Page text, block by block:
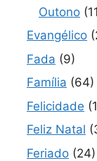
Outono
Evangélico
Fada (9)
Família (64)
Felicidade
Feliz Natal
Feriado (24)